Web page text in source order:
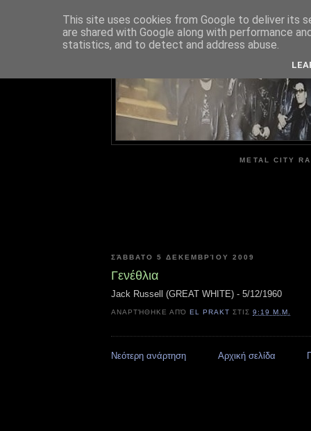
METAL CITY
ΣΆΒΒΑΤΟ 5 ΔΕΚΕΜΒΡΊΟΥ 2009
Γενέθλια
Jack Russell (GREAT WHITE) - 5/12/1960
ΑΝΑΡΤΉΘΗΚΕ ΑΠΌEL PRAKT ΣΤΙΣ9:19 Μ.Μ.
Νεότερη ανάρτηση Αρχική σελίδα
This site uses cookies from Google to deliver its
are shared with Google along with performance
statistics, and to detect and address abuse.